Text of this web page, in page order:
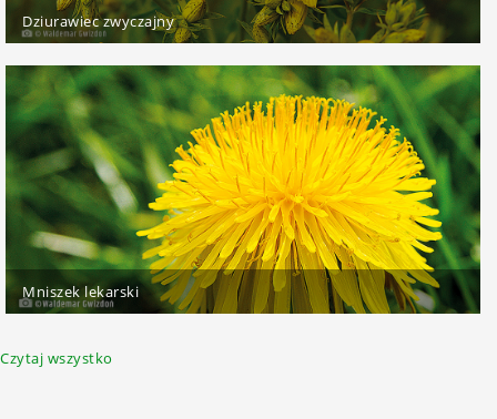
Dziurawiec zwyczajny
Mniszek lekarski
Czytaj wszystko